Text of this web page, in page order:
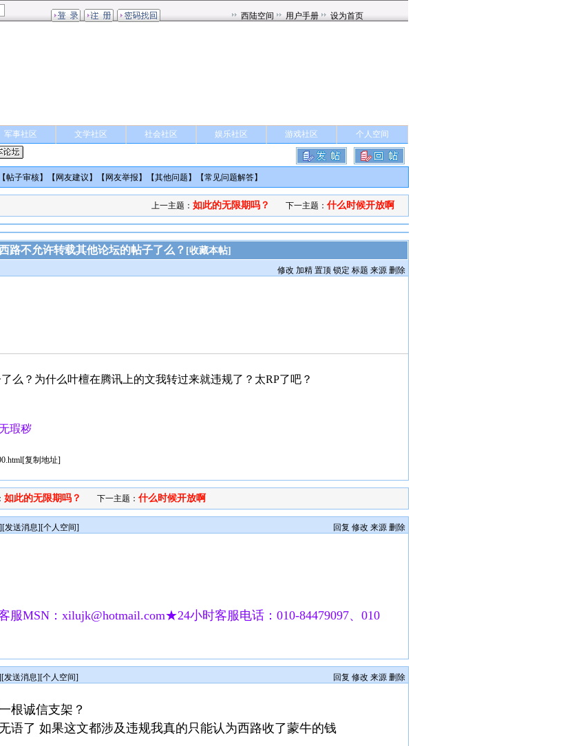
军事社区 文学社区 社会社区 娱乐社区 游戏社区 个人空间
帖子审核】【 网友建议 】【 网友举报 】【其他问题 】【常见问题解答】
上一主题： 如此的无限期吗？ 下一主题： 什么时候开放啊
路不允许转载其他论坛的帖子了么？ [收藏本帖]
修改 加精 置顶 锁定 标题 来源 删除
么？为什么叶檀在腾讯上的文我转过来就违规了？太RP了吧？
瑕秽
[复制地址]
如此的无限期吗？ 下一主题：什么时候开放啊
发送消息][个人空间] 回复 修改 来源 删除
服MSN：xilujk@hotmail.com★24小时客服电话：010-84479097、010
发送消息][个人空间] 回复 修改 来源 删除
根诚信支架？
语了 如果这文都涉及违规我真的只能认为西路收了蒙牛的钱